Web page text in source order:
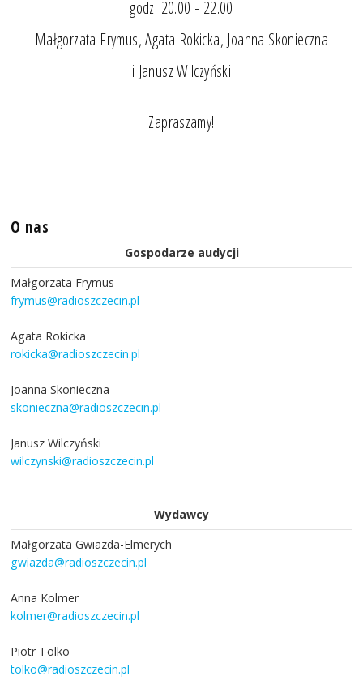
godz. 20.00 - 22.00
Małgorzata Frymus, Agata Rokicka, Joanna Skonieczna
i Janusz Wilczyński
Zapraszamy!
O nas
Gospodarze audycji
Małgorzata Frymus
frymus@radioszczecin.pl
Agata Rokicka
rokicka@radioszczecin.pl
Joanna Skonieczna
skonieczna@radioszczecin.pl
Janusz Wilczyński
wilczynski@radioszczecin.pl
Wydawcy
Małgorzata Gwiazda-Elmerych
gwiazda@radioszczecin.pl
Anna Kolmer
kolmer@radioszczecin.pl
Piotr Tolko
tolko@radioszczecin.pl